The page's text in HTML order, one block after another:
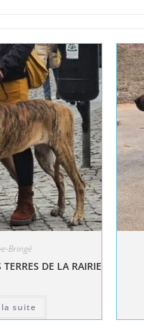
Bringé
DE LA RAIRIE
suite